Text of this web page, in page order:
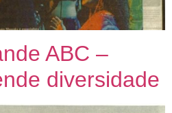
ABC –
diversidade